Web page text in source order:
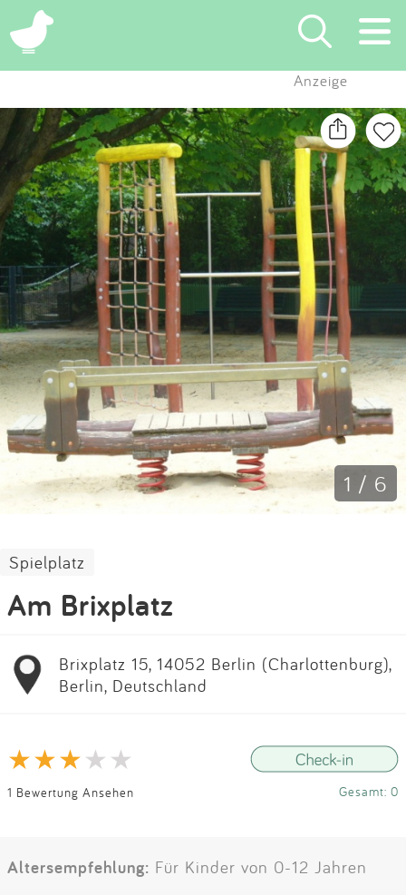
×
Suchen
Eintragen
App
Blog
Partner
Kontakt
Impressum
Anmelden
Anzeige
1 / 6
Spielplatz
Am Brixplatz
Brixplatz 15, 14052 Berlin (Charlottenburg),
Berlin, Deutschland
1 Bewertung Ansehen Gesamt: 0
Altersempfehlung: Für Kinder von 0-12 Jahren